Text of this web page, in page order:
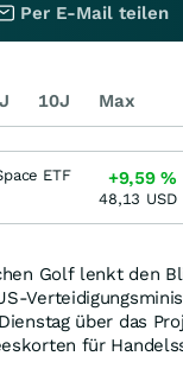
Golf lenkt den
über das
für
Per E-Mail teilen
10J Max
ETF
+9,59%
48,13 USD